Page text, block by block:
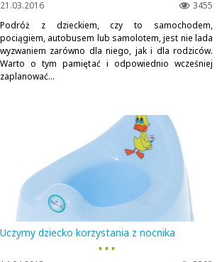
3455
21.03.2016
Podróż z dzieckiem, czy to samochodem,
pociągiem, autobusem lub samolotem, jest nie lada
wyzwaniem zarówno dla niego, jak i dla rodziców.
Warto o tym pamiętać i odpowiednio wcześniej
zaplanować...
Uczymy dziecko korzystania z nocnika
▪ ▪ ▪